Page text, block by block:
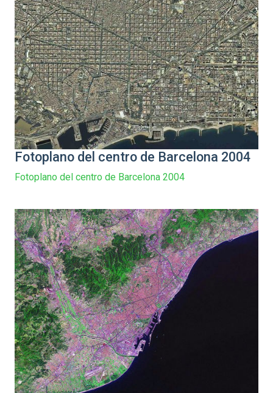
Fotoplano del centro de Barcelona 2004
Fotoplano del centro de Barcelona 2004